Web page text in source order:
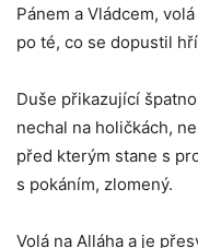
Pánem a Vládcem,
po té, co se dopustil
Duše přikazující
nechal na holičkách,
před kterým stane s
s pokáním, zlomený.
Volá na Alláha a je